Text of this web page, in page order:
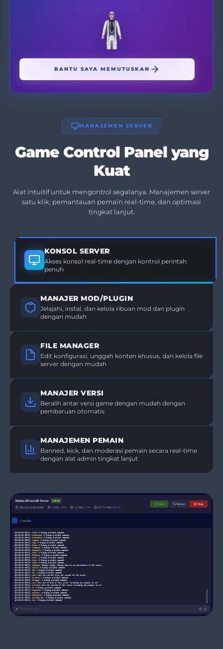
BANTU SAYA MEMUTUSKAN
MANAJEMEN SERVER
Game Control Panel yang
Kuat
Alat intuitif untuk mengontrol segalanya. Manajemen server
satu klik, pemantauan pemain real-time, dan optimasi
tingkat lanjut.
KONSOL SERVER
Akses konsol real-time dengan kontrol perintah
penuh
MANAJER MOD/PLUGIN
Jelajahi, instal, dan kelola ribuan mod dan plugin
dengan mudah
FILE MANAGER
Edit konfigurasi, unggah konten khusus, dan kelola file
server dengan mudah
MANAJER VERSI
Beralih antar versi game dengan mudah dengan
pembaruan otomatis
MANAJEMEN PEMAIN
Banned, kick, dan moderasi pemain secara real-time
dengan alat admin tingkat lanjut